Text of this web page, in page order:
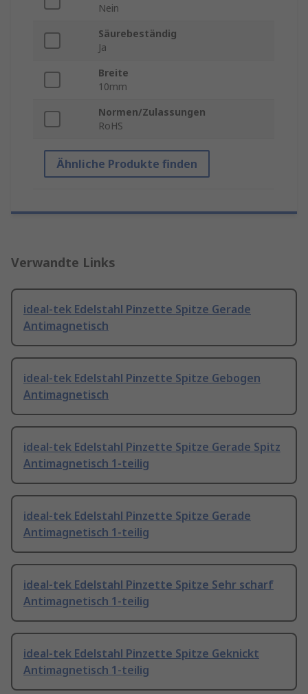
Nein
Säurebeständig
Ja
Breite
10mm
Normen/Zulassungen
RoHS
Ähnliche Produkte finden
Verwandte Links
ideal-tek Edelstahl Pinzette Spitze Gerade
Antimagnetisch
ideal-tek Edelstahl Pinzette Spitze Gebogen
Antimagnetisch
ideal-tek Edelstahl Pinzette Spitze Gerade Spitz
Antimagnetisch 1-teilig
ideal-tek Edelstahl Pinzette Spitze Gerade
Antimagnetisch 1-teilig
ideal-tek Edelstahl Pinzette Spitze Sehr scharf
Antimagnetisch 1-teilig
ideal-tek Edelstahl Pinzette Spitze Geknickt
Antimagnetisch 1-teilig